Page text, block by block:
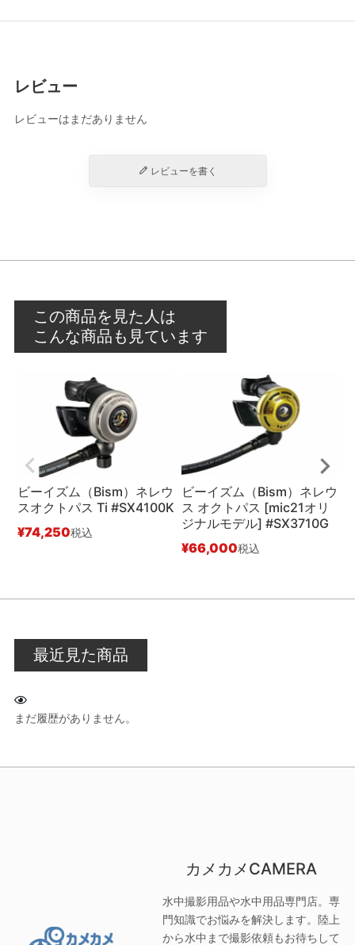
レビュー
レビューはまだありません
レビューを書く
この商品を見た人は
こんな商品も見ています
ビーイズム（Bism）ネレウ
スオクトパス Ti #SX4100K
¥74,250税込
ビーイズム（Bism）ネレウ
ス オクトパス [mic21オリ
ジナルモデル] #SX3710G
¥66,000税込
最近見た商品
まだ履歴がありません。
カメカメCAMERA
水中撮影用品や水中用品専門店。専
門知識でお悩みを解決します。陸上
から水中まで撮影依頼もお待ちして